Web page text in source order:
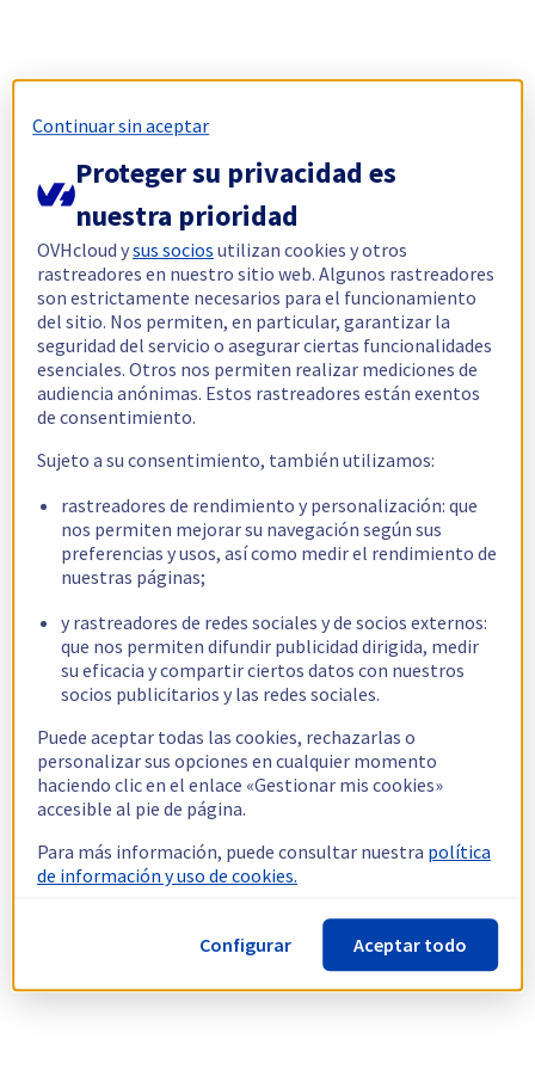
Continuar sin aceptar
Proteger su privacidad es
nuestra prioridad
OVHcloud ysus socios utilizan cookies y otros
rastreadores en nuestro sitio web. Algunos rastreadores
son estrictamente necesarios para el funcionamiento
del sitio. Nos permiten, en particular, garantizar la
seguridad del servicio o asegurar ciertas funcionalidades
esenciales. Otros nos permiten realizar mediciones de
audiencia anónimas. Estos rastreadores están exentos
de consentimiento.
Sujeto a su consentimiento, también utilizamos:
rastreadores de rendimiento y personalización: que
nos permiten mejorar su navegación según sus
preferencias y usos, así como medir el rendimiento de
nuestras páginas;
y rastreadores de redes sociales y de socios externos:
que nos permiten difundir publicidad dirigida, medir
su eficacia y compartir ciertos datos con nuestros
socios publicitarios y las redes sociales.
Puede aceptar todas las cookies, rechazarlas o
personalizar sus opciones en cualquier momento
haciendo clic en el enlace «Gestionar mis cookies»
accesible al pie de página.
Para más información, puede consultar nuestra política
de información y uso de cookies.
Configurar Aceptar todo